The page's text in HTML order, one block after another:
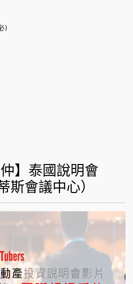
)
】泰國說明會
斯會議中心）